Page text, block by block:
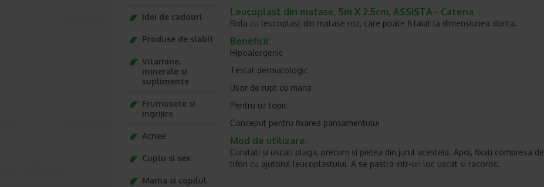
Leucoplast din matase, 5m X 2.5cm, ASSISTA - Catena
Rola cu leucoplast din matase roz, care poate fi taiat la dimensiunea dorita.
Beneficii:
Hipoalergenic
Testat dermatologic
Usor de rupt cu mana
Pentru uz topic
Conceput pentru fixarea pansamentului
Mod de utilizare:
Curatati si uscati plaga, precum si pielea din jurul acesteia. Apoi, fixati compresa de
tifon cu ajutorul leucoplastului. A se pastra intr-un loc uscat si racoros.
Idei de cadouri
Produse de slabit
Vitamine,
minerale si
suplimente
Frumusete si
ingrijire
Acnee
Cuplu si sex
Mama si copilul